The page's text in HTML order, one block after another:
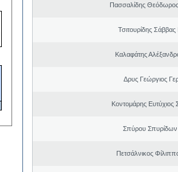
Πασσαλίδης
Τσιτουρίδης Σάββας
Καλαφάτης
Δρυς Γεώργιος
Κοντομάρης Ευτύχιος
Σπύρου Σπυρίδων
Πετσάλνικος